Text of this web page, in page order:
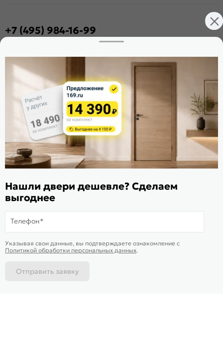
В корзину-4 635₽ Купить в 1 клик
Доставимзавтра
+7 (495) 984-16-99
Расскажите о нас
Поделиться
Оцените магазин
ИКС 1340
© 2010—2026 Склад Дверей 169.RU
Пользовательское соглашение
Политика обработки персональных данных
Карта сайта
Нашли двери дешевле? Сделаем
выгоднее
Телефон*
Указывая свои данные, вы подтверждаете ознакомление c
Политикой обработки персональных данных.
Отправить заявку